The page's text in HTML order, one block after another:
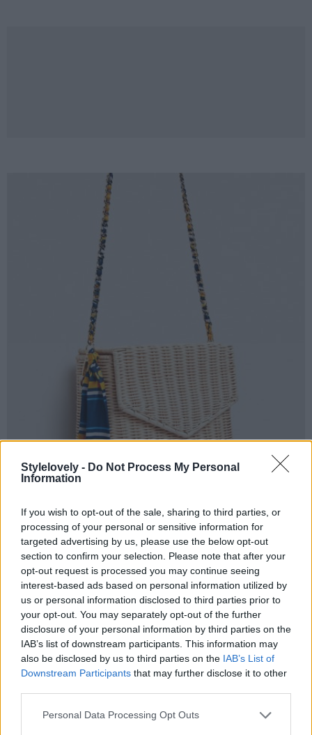
Stylelovely - Do Not Process My Personal
Information
If you wish to opt-out of the sale, sharing to third parties, or
processing of your personal or sensitive information for
targeted advertising by us, please use the below opt-out
section to confirm your selection. Please note that after your
opt-out request is processed you may continue seeing
interest-based ads based on personal information utilized by
us or personal information disclosed to third parties prior to
your opt-out. You may separately opt-out of the further
disclosure of your personal information by third parties on the
IAB’s list of downstream participants. This information may
also be disclosed by us to third parties on the IAB’s List of
Downstream Participants that may further disclose it to other
Personal Data Processing Opt Outs
de 17
Caja con pañuelo